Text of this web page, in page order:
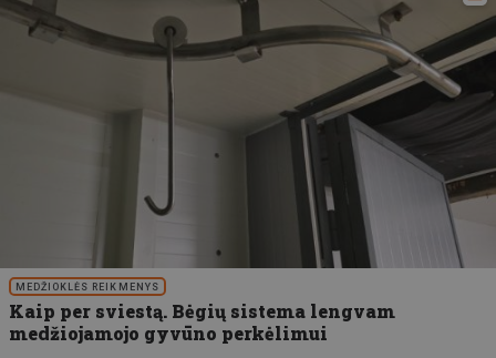
MEDŽIOKLĖS REIKMENYS
Kaip per sviestą. Bėgių sistema lengvam
medžiojamojo gyvūno perkėlimui